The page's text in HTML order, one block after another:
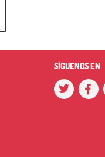
SÍGUENOS EN